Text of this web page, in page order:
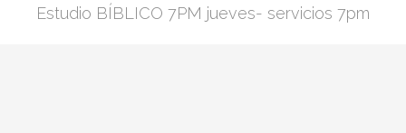
Estudio BÍBLICO 7PM jueves- servicios 7pm